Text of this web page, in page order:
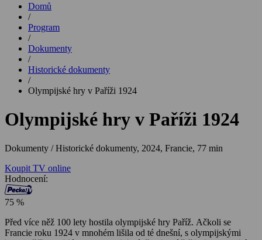
Domů
/
Program
/
Dokumenty
/
Historické dokumenty
/
Olympijské hry v Paříži 1924
Olympijské hry v Paříži 1924
Dokumenty / Historické dokumenty, 2024, Francie, 77 min
Koupit TV online
Hodnocení:
75 %
Před více něž 100 lety hostila olympijské hry Paříž. Ačkoli se
Francie roku 1924 v mnohém lišila od té dnešní, s olympijskými